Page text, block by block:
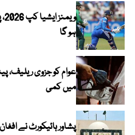
ہو گا
عوام کو جزوی ریلیف،
میں کمی
پشاور ہائیکورٹ نے